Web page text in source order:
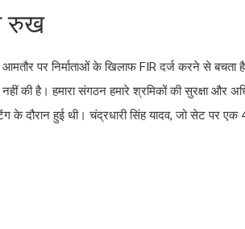
रुख
आमतौर पर निर्माताओं के खिलाफ FIR दर्ज करने से
है। हमारा संगठन हमारे श्रमिकों की सुरक्षा और
के दौरान हुई थी। चंद्रधारी सिंह यादव, जो सेट पर